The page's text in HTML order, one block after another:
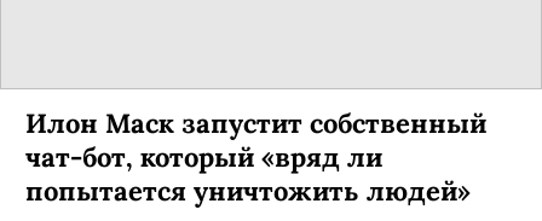
Илон Маск запустит собственный
чат-бот, который «вряд ли
попытается уничтожить людей»